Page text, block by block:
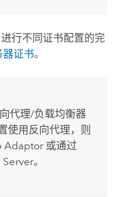
行不同证书配置的完
器证书。
代理/负载均衡器
使用反向代理，则
Adaptor 或通过
Server。